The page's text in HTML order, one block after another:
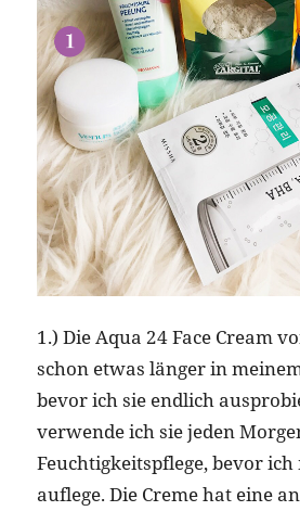
1.) Die Aqua 24 Face Cream
schon etwas länger in
bevor ich sie endlich
verwende ich sie jeden
Feuchtigkeitspflege, bevor
auflege. Die Creme hat eine